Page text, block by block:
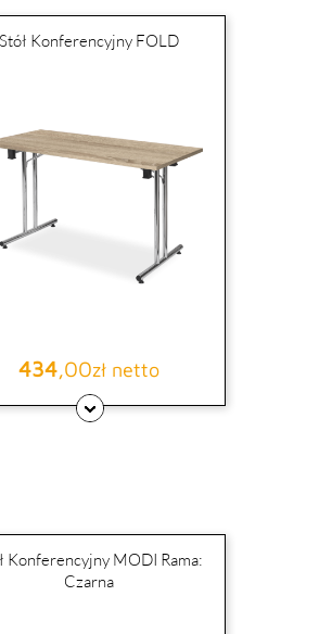
Stół Konferencyjny FOLD
434,00zł netto
Konferencyjny MODI Rama:
Czarna